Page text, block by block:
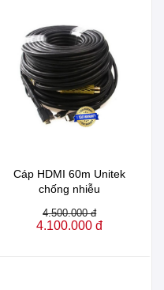
Cáp HDMI 60m Unitek
chống nhiễu
4.500.000 đ
4.100.000 đ